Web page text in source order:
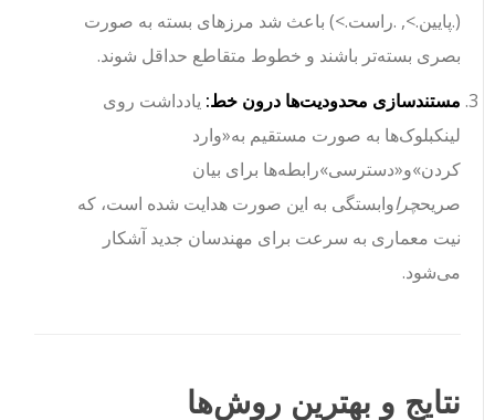
.پایین.>,.راست.>) باعث شد مرزهای بسته به صورت
بصری بسته‌تر باشند و خطوط متقاطع حداقل شوند.
مستندسازی محدودیت‌ها درون خط:یادداشت روی
لینکبلوک‌ها به صورت مستقیم به«وارد
کردن»و«دسترسی» رابطه‌ها برای بیان
صریحچراوابستگی به این صورت هدایت شده است، که
نیت معماری به سرعت برای مهندسان جدید آشکار
می‌شود.
نتایج و بهترین روش‌ها